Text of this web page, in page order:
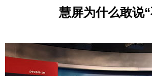
慧屏为什么敢说